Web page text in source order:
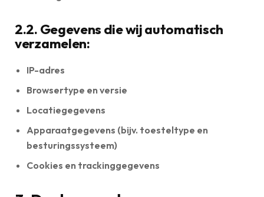
2.2. Gegevens die wij automatisch
verzamelen:
IP-adres
Browsertype en versie
Locatiegegevens
Apparaatgegevens (bijv. toesteltype en
besturingssysteem)
Cookies en trackinggegevens